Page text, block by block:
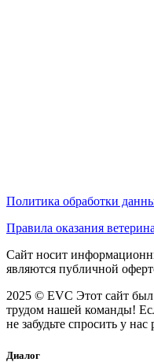
Политика обработки
Правила оказания
Сайт носит
являются публичной
2025 © EVC Этот сайт
трудом нашей команды!
не забудьте спросить у
Диалог